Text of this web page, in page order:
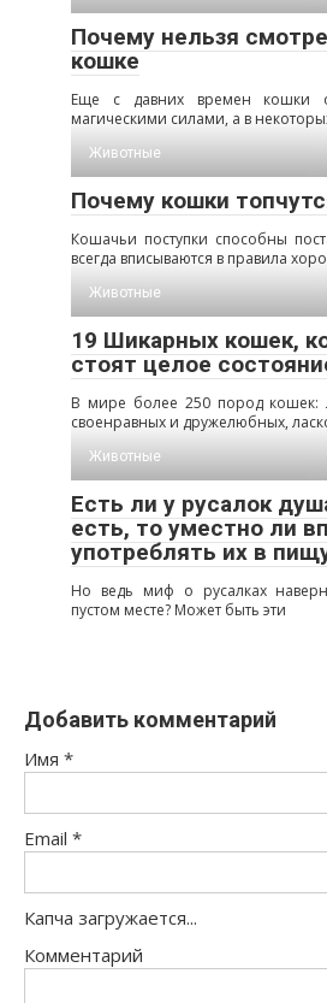
Почему нельзя
кошке
Еще с давних времен кошки
магическими силами, а в
Животные
Почему кошки
Кошачьи поступки способны
всегда вписываются в правила
Животные
19 Шикарных кошек,
стоят целое
В мире более 250 пород кошек:
своенравных и дружелюбных,
Животные
Есть ли у русалок
есть, то уместно ли
употреблять их в
Но ведь миф о русалках
пустом месте? Может быть эти
Добавить комментарий
Имя *
Email *
Капча загружается...
Комментарий